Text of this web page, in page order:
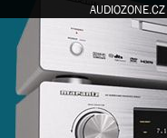
AUDIOZONE.CZ